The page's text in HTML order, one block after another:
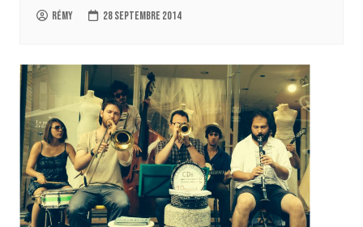
Rémy 28 septembre 2014